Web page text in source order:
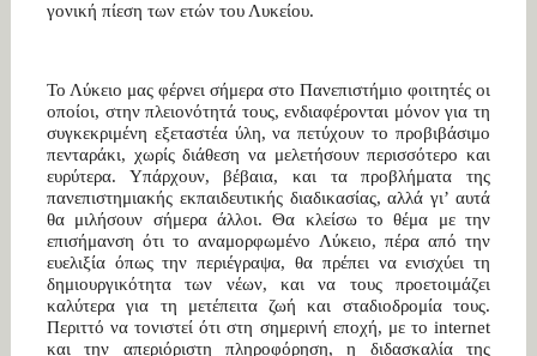
γονική πίεση των ετών του Λυκείου.
Το Λύκειο μας φέρνει σήμερα στο Πανεπιστήμιο φοιτητές οι
οποίοι, στην πλειονότητά τους, ενδιαφέρονται μόνον για τη
συγκεκριμένη εξεταστέα ύλη, να πετύχουν το προβιβάσιμο
πενταράκι, χωρίς διάθεση να μελετήσουν περισσότερο και
ευρύτερα. Υπάρχουν, βέβαια, και τα προβλήματα της
πανεπιστημιακής εκπαιδευτικής διαδικασίας, αλλά γι’ αυτά
θα μιλήσουν σήμερα άλλοι. Θα κλείσω το θέμα με την
επισήμανση ότι το αναμορφωμένο Λύκειο, πέρα από την
ευελιξία όπως την περιέγραψα, θα πρέπει να ενισχύει τη
δημιουργικότητα των νέων, και να τους προετοιμάζει
καλύτερα για τη μετέπειτα ζωή και σταδιοδρομία τους.
Περιττό να τονιστεί ότι στη σημερινή εποχή, με το internet
και την απεριόριστη πληροφόρηση, η διδασκαλία της